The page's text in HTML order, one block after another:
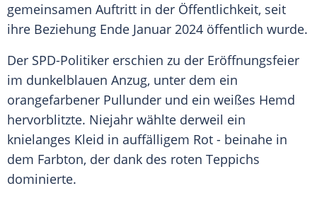
gemeinsamen Auftritt in der Öffentlichkeit, seit
ihre Beziehung Ende Januar 2024 öffentlich wurde.
Der SPD-Politiker erschien zu der Eröffnungsfeier
im dunkelblauen Anzug, unter dem ein
orangefarbener Pullunder und ein weißes Hemd
hervorblitzte. Niejahr wählte derweil ein
knielanges Kleid in auffälligem Rot - beinahe in
dem Farbton, der dank des roten Teppichs
dominierte.